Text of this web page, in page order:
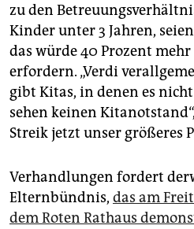
zu den
Kinder unter 3 Jahren,
das würde 40 Prozent
erfordern. „Verdi
gibt Kitas, in denen es
sehen keinen
Streik jetzt unser größeres
Verhandlungen fordert
Elternbündnis, das am
dem Roten Rathaus